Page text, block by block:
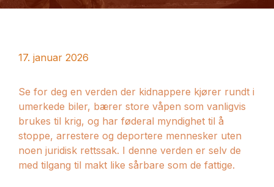
17. januar 2026
Se for deg en verden der kidnappere kjører rundt i
umerkede biler, bærer store våpen som vanligvis
brukes til krig, og har føderal myndighet til å
stoppe, arrestere og deportere mennesker uten
noen juridisk rettssak. I denne verden er selv de
med tilgang til makt like sårbare som de fattige.